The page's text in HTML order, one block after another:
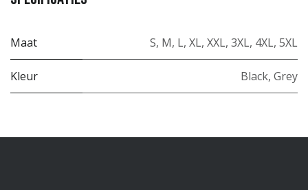
Maat S, M, L, XL, XXL, 3XL, 4XL, 5XL
Kleur Black, Grey